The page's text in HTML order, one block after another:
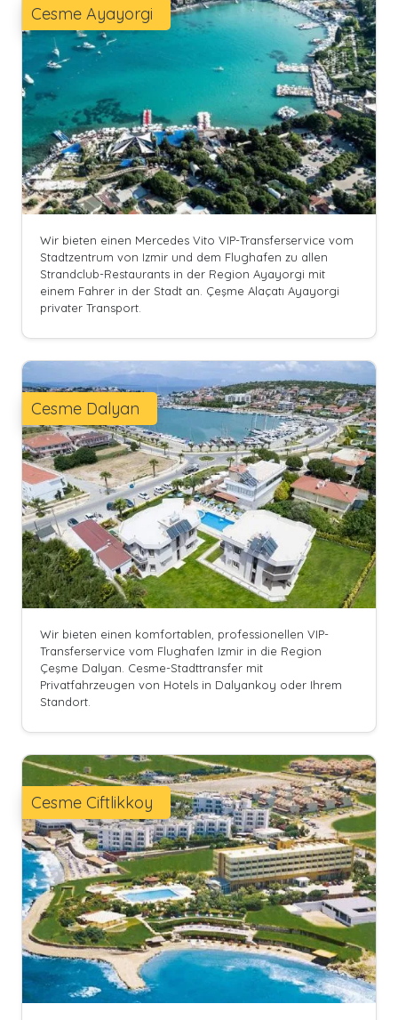
Wir bieten einen Mercedes Vito VIP-Transferservice vom
Stadtzentrum von Izmir und dem Flughafen zu allen
Strandclub-Restaurants in der Region Ayayorgi mit
einem Fahrer in der Stadt an. Çeşme Alaçatı Ayayorgi
privater Transport.
Cesme Ayayorgi
Wir bieten einen komfortablen, professionellen VIP-
Transferservice vom Flughafen Izmir in die Region
Çeşme Dalyan. Cesme-Stadttransfer mit
Privatfahrzeugen von Hotels in Dalyankoy oder Ihrem
Standort.
Cesme Dalyan
Cesme Ciftlikkoy